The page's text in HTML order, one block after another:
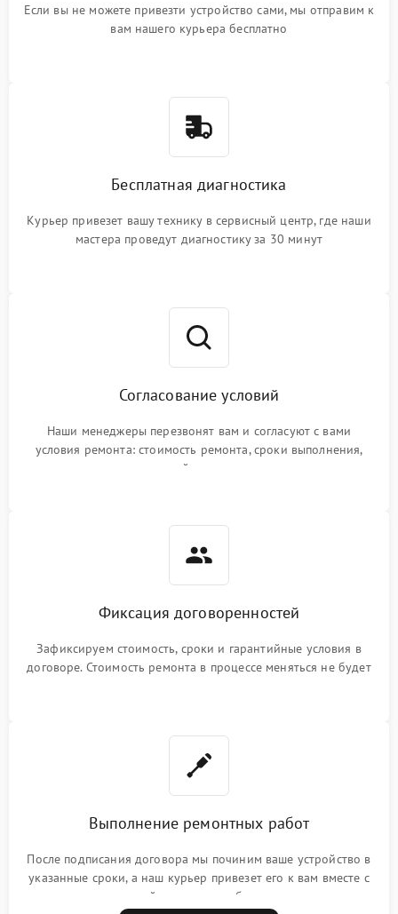
Если вы не можете привезти устройство сами, мы отправим к
вам нашего курьера бесплатно
Бесплатная диагностика
Курьер привезет вашу технику в сервисный центр, где наши
мастера проведут диагностику за 30 минут
Согласование условий
Наши менеджеры перезвонят вам и согласуют с вами
условия ремонта: стоимость ремонта, сроки выполнения,
гарантийные условия
Фиксация договоренностей
Зафиксируем стоимость, сроки и гарантийные условия в
договоре. Стоимость ремонта в процессе меняться не будет
Выполнение ремонтных работ
После подписания договора мы починим ваше устройство в
указанные сроки, а наш курьер привезет его к вам вместе с
гарантийным талоном бесплатно